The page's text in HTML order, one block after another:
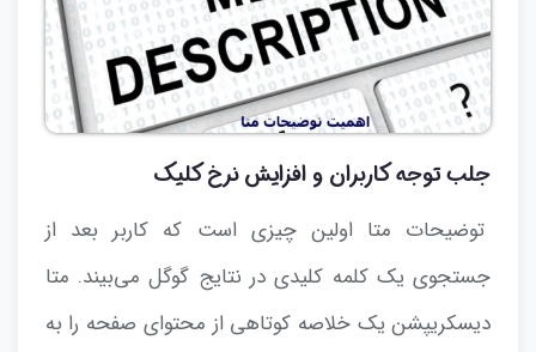
جلب توجه کاربران و افزایش نرخ کلیک
توضیحات متا اولین چیزی است که کاربر بعد از
جستجوی یک کلمه کلیدی در نتایج گوگل می‌بیند. متا
دیسکریپشن یک خلاصه کوتاهی از محتوای صفحه را به